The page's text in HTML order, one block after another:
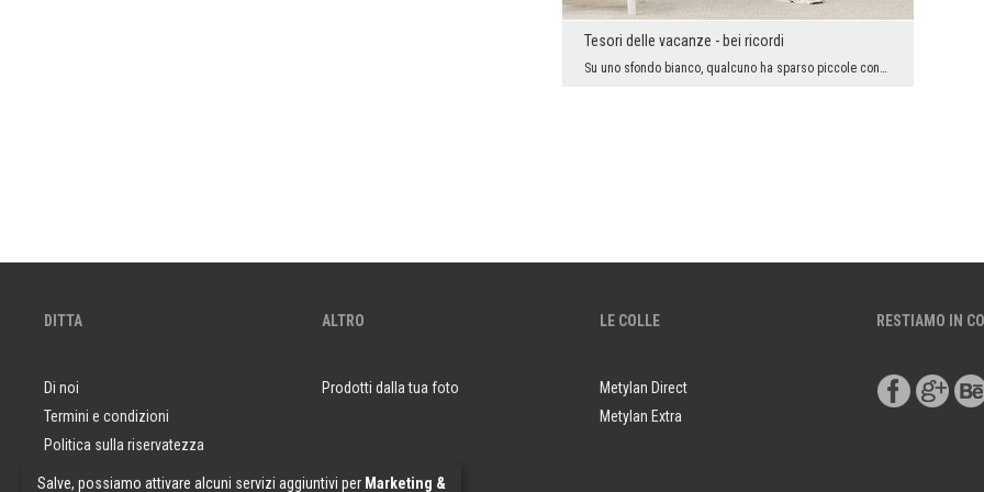
Tesori delle vacanze - bei ricordi
Su uno sfondo bianco, qualcuno ha sparso piccole conchiglie. Chi di noi non le ha raccolte al mar...
DITTA
Di noi
Termini e condizioni
Politica sulla riservatezza
Domande e risposte
ALTRO
Prodotti dalla tua foto
LE COLLE
Metylan Direct
Metylan Extra
RESTIAMO IN
Salve, possiamo attivare alcuni servizi aggiuntivi per Marketing &